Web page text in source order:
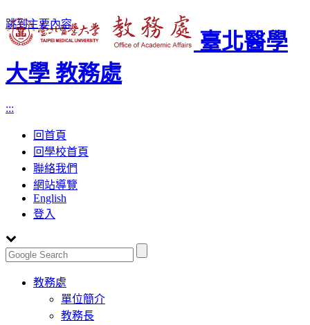
跳到主要內容
臺北醫學
大學 教務處
:::
回首頁
回學校首頁
聯絡我們
網站導覽
English
登入
Toggle
navigation
教務處
單位簡介
教務長